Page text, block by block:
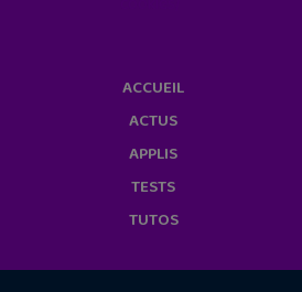
ACCUEIL
ACTUS
APPLIS
TESTS
TUTOS